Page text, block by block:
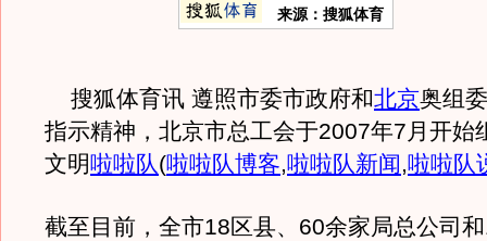
来源：搜狐体育
搜狐体育讯 遵照市委市政府和北京奥组
指示精神，北京市总工会于2007年7月开始
文明啦啦队(啦啦队博客,啦啦队新闻,啦啦队
截至目前，全市18区县、60余家局总公司